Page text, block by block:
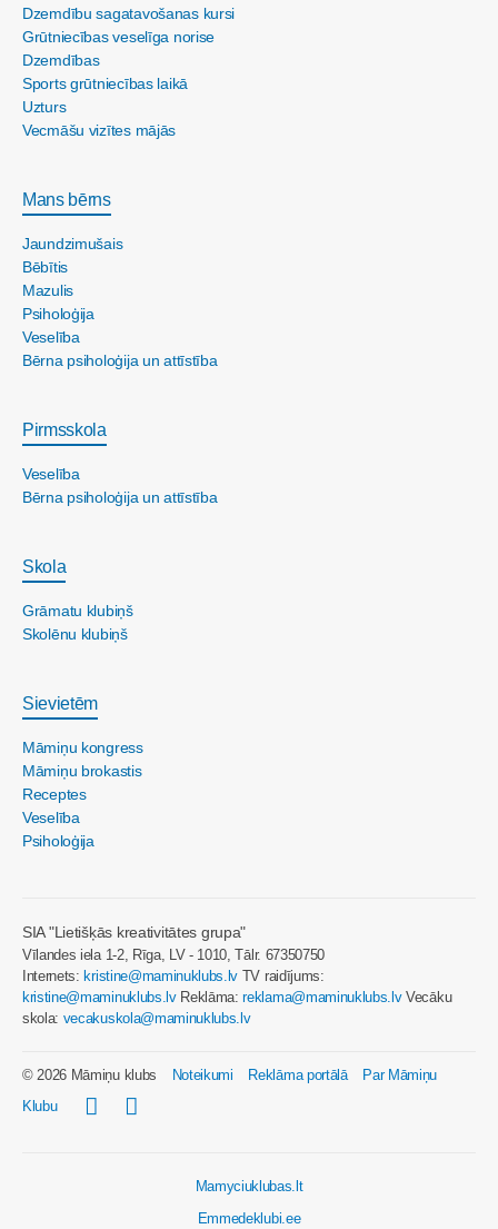
Dzemdību sagatavošanas kursi
Grūtniecības veselīga norise
Dzemdības
Sports grūtniecības laikā
Uzturs
Vecmāšu vizītes mājās
Mans bērns
Jaundzimušais
Bēbītis
Mazulis
Psiholoģija
Veselība
Bērna psiholoģija un attīstība
Pirmsskola
Veselība
Bērna psiholoģija un attīstība
Skola
Grāmatu klubiņš
Skolēnu klubiņš
Sievietēm
Māmiņu kongress
Māmiņu brokastis
Receptes
Veselība
Psiholoģija
SIA "Lietišķās kreativitātes grupa"
Vīlandes iela 1-2, Rīga, LV - 1010, Tālr. 67350750
Internets:kristine@maminuklubs.lv TV raidījums:
kristine@maminuklubs.lvReklāma:reklama@maminuklubs.lvVecāku
skola: vecakuskola@maminuklubs.lv
© 2026 Māmiņu klubs Noteikumi Reklāma portālā
Par Māmiņu
Klubu
Mamyciuklubas.lt
Emmedeklubi.ee